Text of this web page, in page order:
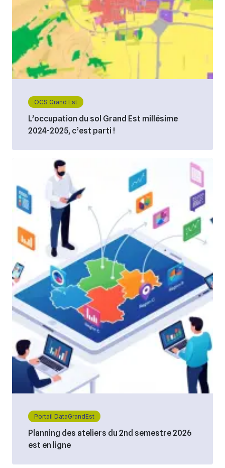
OCS Grand Est
L’occupation du sol Grand Est millésime
2024-2025, c’est parti !
Portail DataGrandEst
Planning des ateliers du 2nd semestre 2026
est en ligne